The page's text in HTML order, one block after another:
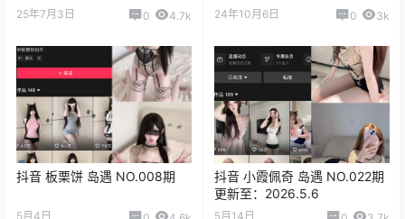
25年7月3日 0 4.7k 24年10月6日 0 3k
抖音 板栗饼 岛遇 NO.008期
5月4日
抖音 小霞佩奇 岛遇 NO.022期
更新至：2026.5.6
5月14日